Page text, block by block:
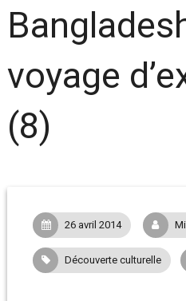
voyage
(8)
26 avril 2014
Découverte culturelle